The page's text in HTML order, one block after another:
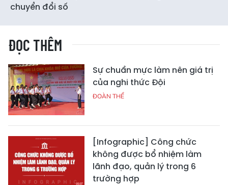
chuyển đổi số
ĐỌC THÊM
Sự chuẩn mực làm nên giá trị
của nghi thức Đội
ĐOÀN THỂ
[Infographic] Công chức
không được bổ nhiệm làm
lãnh đạo, quản lý trong 6
trường hợp